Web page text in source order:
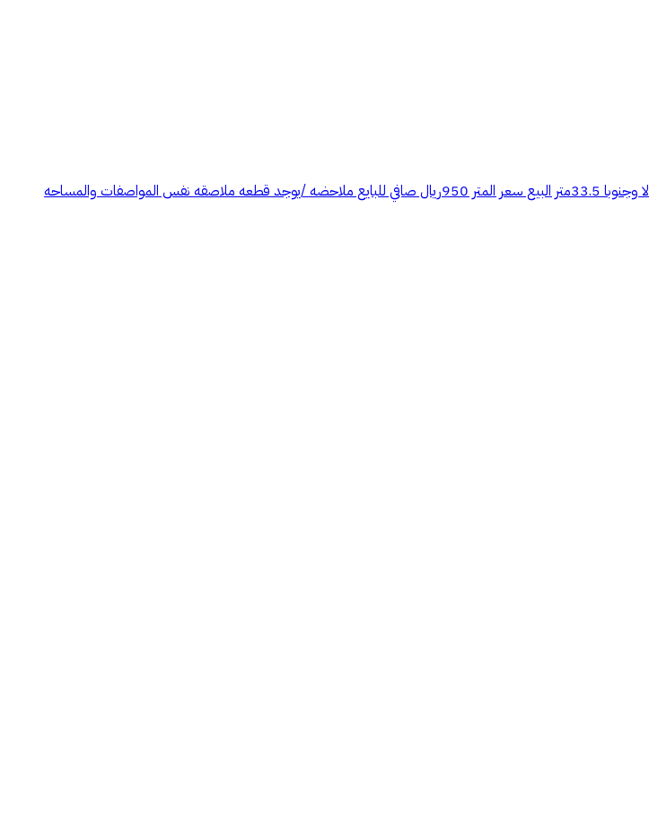
للبيع قطعه ارض مساحه 502شارع غربي عرض الشارع 15 الاطوال على الشارع وجهه الشرق 15متر شمالا وجنوبا 33.5متر البيع سعر المتر 950ريال صافي للبايع ملاحضه /يوجد قطعه ملاصقه نفس المواصفات والمساحه